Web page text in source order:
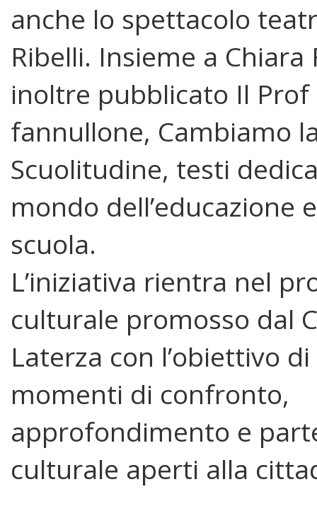
anche lo spettacolo
Ribelli. Insieme a Chiara
inoltre pubblicato Il Prof
fannullone, Cambiamo
Scuolitudine, testi
mondo dell’educazione
scuola.
L’iniziativa rientra nel
culturale promosso dal
Laterza con l’obiettivo
momenti di confronto,
approfondimento e
culturale aperti alla